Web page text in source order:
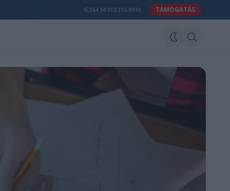
364.50 Ft 315.99 Ft TÁMOGATÁS